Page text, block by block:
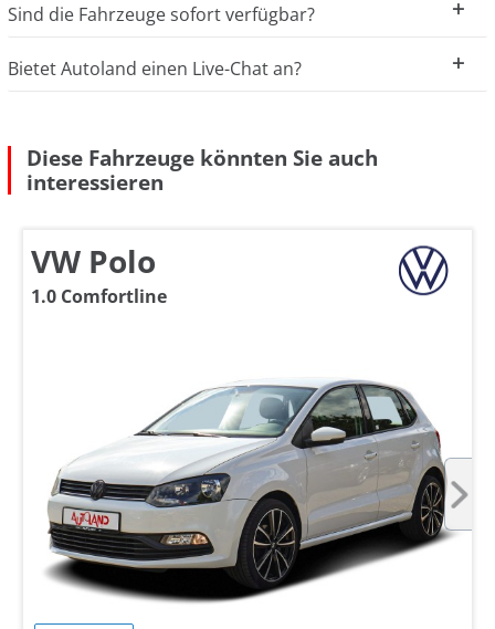
Sind die Fahrzeuge sofort verfügbar?
Bietet Autoland einen Live-Chat an?
Diese Fahrzeuge könnten Sie auch
interessieren
VW Polo
1.0 Comfortline